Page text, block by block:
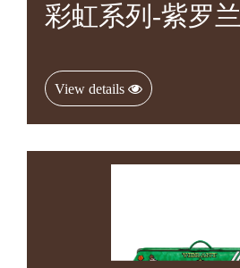
彩虹系列-紫罗兰
View details